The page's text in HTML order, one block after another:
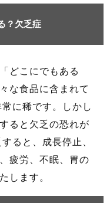
？欠乏症
どこにでもある
な食品に含まれて
に稀です。しかし
ると欠乏の恐れが
ると、成長停止、
疲労、不眠、胃の
します。